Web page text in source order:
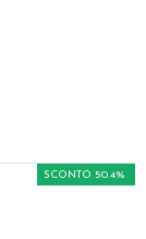
SCONTO 50.4%